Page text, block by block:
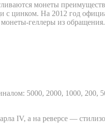
монеты
На 2012 год
геллеры из обращения.
5000, 2000, 1000, 200,
IV, а на реверсе —